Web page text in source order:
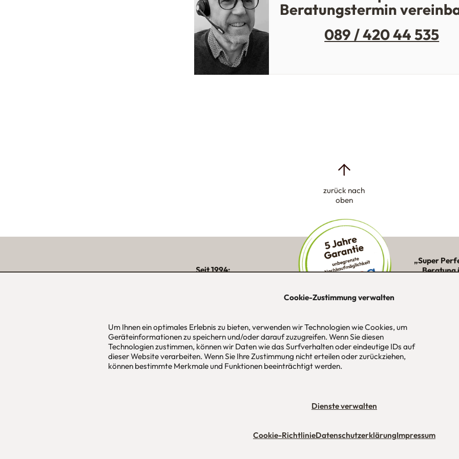
Cookie-Zustimmung verwalten
Um Ihnen ein optimales Erlebnis zu bieten, verwenden wir Technologien wie Cookies, um
Geräteinformationen zu speichern und/oder darauf zuzugreifen. Wenn Sie diesen
Technologien zustimmen, können wir Daten wie das Surfverhalten oder eindeutige IDs auf
dieser Website verarbeiten. Wenn Sie Ihre Zustimmung nicht erteilen oder zurückziehen,
können bestimmte Merkmale und Funktionen beeinträchtigt werden.
Dienste verwalten
Cookie-RichtlinieDatenschutzerklärungImpressum
Beratungstermin
089 / 420 44 535
zurück nach
oben
Seit 1994:
„Super
Beratung
urbana möbel
Individuelles Wohndesign
ohne Mehrpreis nach Maß
Hans Pinsel-Str. 1
im DreierHaus
85540Haar / München
Tel
089 / 420 44 535
Fax
089 / 456 00 646
E-Mail
mail@urbana-moebel.de
Datenschutzerklärung Stellenangebote
Maßmöbel München